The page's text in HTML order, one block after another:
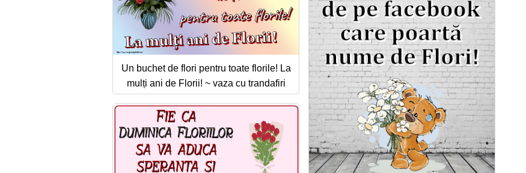
Un buchet de flori pentru toate florile! La
mulți ani de Florii! ~ vaza cu trandafiri